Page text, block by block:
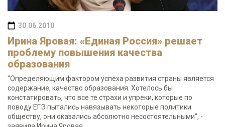
30.06.2010
Ирина Яровая: «Единая Россия» решает
проблему повышения качества
образования
"Определяющим фактором успеха развития страны является
содержание, качество образования. Хотелось бы
констатировать, что все те страхи и упреки, которые по
поводу ЕГЭ пытались навязывать некоторые политики
обществу, они оказались абсолютно несостоятельными", -